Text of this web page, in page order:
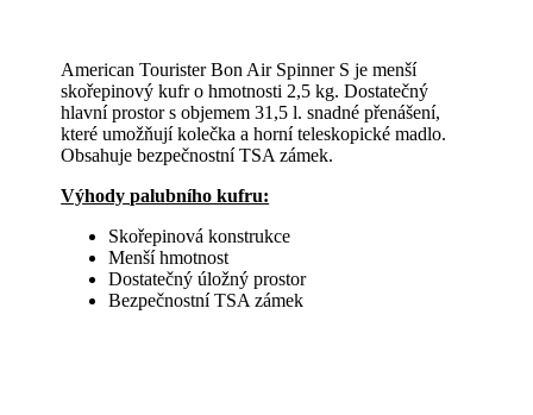
American Tourister Bon Air Spinner S je menší
skořepinový kufr o hmotnosti 2,5 kg. Dostatečný
hlavní prostor s objemem 31,5 l. snadné přenášení,
které umožňují kolečka a horní teleskopické madlo.
Obsahuje bezpečnostní TSA zámek.
Výhody palubního kufru:
Skořepinová konstrukce
Menší hmotnost
Dostatečný úložný prostor
Bezpečnostní TSA zámek